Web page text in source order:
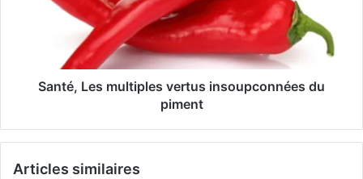
Santé, Les multiples vertus insoupconnées du
piment
Articles similaires